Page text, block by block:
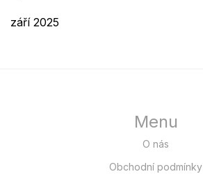
září 2025
Menu
O nás
Obchodní podmínky